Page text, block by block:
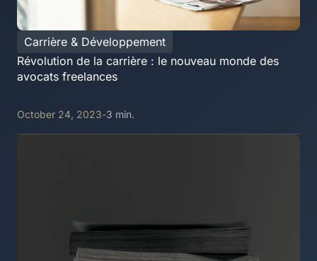
Carrière & Développement
Révolution de la carrière : le nouveau monde des
avocats freelances
October 24, 2023-3 min.